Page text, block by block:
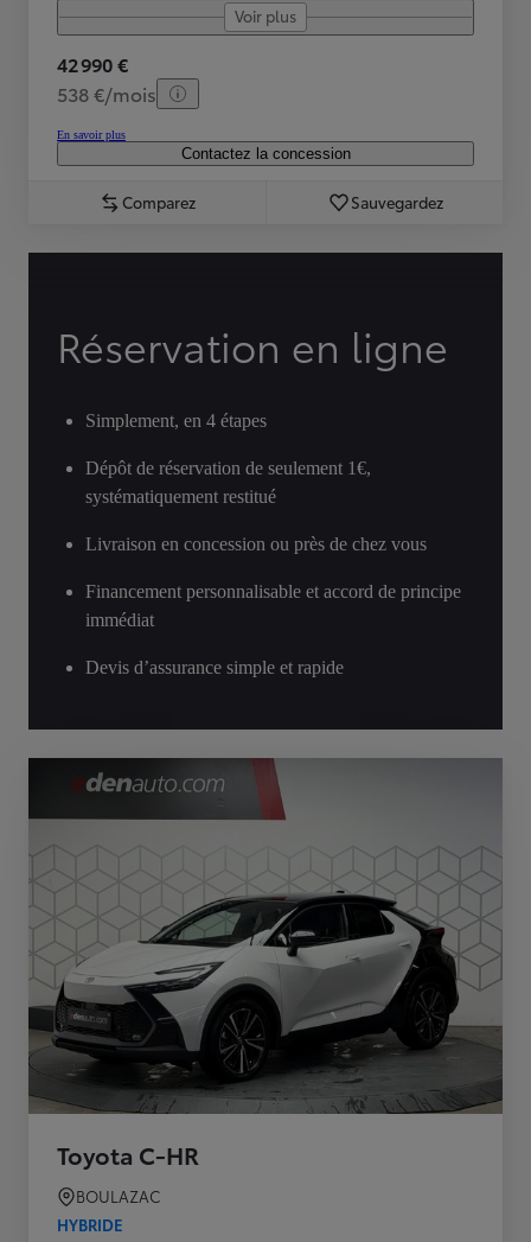
Voir plus
42 990 €
538 €/mois
En savoir plus
Contactez la concession
Comparez Sauvegardez
Réservation en ligne
Simplement, en 4 étapes
Dépôt de réservation de seulement 1€,
systématiquement restitué
Livraison en concession ou près de chez vous
Financement personnalisable et accord de principe
immédiat
Devis d’assurance simple et rapide
Toyota C-HR
BOULAZAC
HYBRIDE